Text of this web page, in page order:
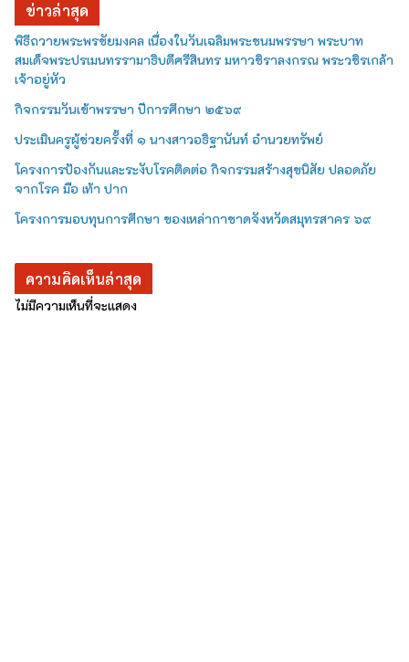
ข่าวล่าสุด
พิธีถวายพระพรชัยมงคล เนื่องในวันเฉลิมพระชนมพรรษา พระบาท
สมเด็จพระปรเมนทรรามาธิบดีศรีสินทร มหาวชิราลงกรณ พระวชิรเกล้า
เจ้าอยู่หัว
กิจกรรมวันเข้าพรรษา ปีการศึกษา ๒๕๖๙
ประเมินครูผู้ช่วยครั้งที่ ๑ นางสาวอธิฐานันท์ อำนวยทรัพย์
โครงการป้องกันและระงับโรคติดต่อ กิจกรรมสร้างสุขนิสัย ปลอดภัย
จากโรค มือ เท้า ปาก
โครงการมอบทุนการศึกษา ของเหล่ากาชาดจังหวัดสมุทรสาคร ๖๙
ความคิดเห็นล่าสุด
ไม่มีความเห็นที่จะแสดง